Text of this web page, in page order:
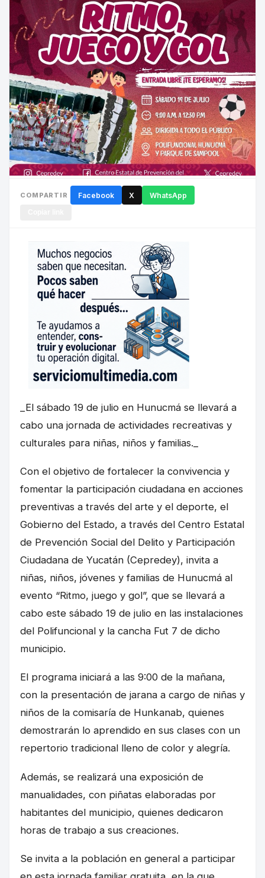
COMPARTIR Facebook X WhatsApp
_El sábado 19 de julio en Hunucmá se llevará a
cabo una jornada de actividades recreativas y
culturales para niñas, niños y familias._
Con el objetivo de fortalecer la convivencia y
fomentar la participación ciudadana en acciones
preventivas a través del arte y el deporte, el
Gobierno del Estado, a través del Centro Estatal
de Prevención Social del Delito y Participación
Ciudadana de Yucatán (Cepredey), invita a
niñas, niños, jóvenes y familias de Hunucmá al
evento “Ritmo, juego y gol”, que se llevará a
cabo este sábado 19 de julio en las instalaciones
del Polifuncional y la cancha Fut 7 de dicho
municipio.
El programa iniciará a las 9:00 de la mañana,
con la presentación de jarana a cargo de niñas y
niños de la comisaría de Hunkanab, quienes
demostrarán lo aprendido en sus clases con un
repertorio tradicional lleno de color y alegría.
Además, se realizará una exposición de
manualidades, con piñatas elaboradas por
habitantes del municipio, quienes dedicaron
horas de trabajo a sus creaciones.
Se invita a la población en general a participar